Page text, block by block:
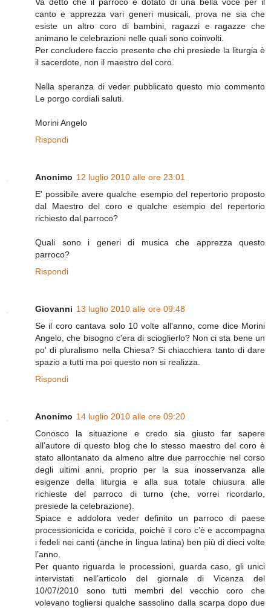
canto e apprezza vari generi musicali, prova ne sia che
esiste un altro coro di bambini, ragazzi e ragazze che
animano le celebrazioni nelle quali sono coinvolti.
Per concludere faccio presente che chi presiede la liturgia è
il sacerdote, non il maestro del coro.
Nella speranza di veder pubblicato questo mio commento
Le porgo cordiali saluti.
Morini Angelo
Rispondi
Anonimo 12 luglio 2010 alle ore 23:01
E' possibile avere qualche esempio del repertorio proposto
dal Maestro del coro e qualche esempio del repertorio
richiesto dal parroco?
Quali sono i generi di musica che apprezza questo
parroco?
Rispondi
Giovanni 13 luglio 2010 alle ore 09:48
Se il coro cantava solo 10 volte all'anno, come dice Morini
Angelo, che bisogno c'era di scioglierlo? Non ci sta bene un
po' di pluralismo nella Chiesa? Si chiacchiera tanto di dare
spazio a tutti ma poi questo non si realizza.
Rispondi
Anonimo 14 luglio 2010 alle ore 09:20
Conosco la situazione e credo sia giusto far sapere
all’autore di questo blog che lo stesso maestro del coro è
stato allontanato da almeno altre due parrocchie nel corso
degli ultimi anni, proprio per la sua inosservanza alle
esigenze della liturgia e alla sua totale chiusura alle
richieste del parroco di turno (che, vorrei ricordarlo,
presiede la celebrazione).
Spiace e addolora veder definito un parroco di paese
processionicida e coricida, poichè il coro c’è e accompagna
i fedeli nei canti (anche in lingua latina) ben più di dieci volte
l’anno.
Per quanto riguarda le processioni, guarda caso, gli unici
intervistati nell’articolo del giornale di Vicenza del
10/07/2010 sono tutti membri del vecchio coro che
volevano togliersi qualche sassolino dalla scarpa dopo due